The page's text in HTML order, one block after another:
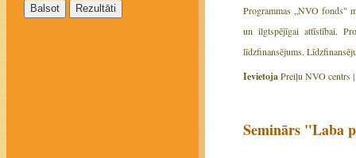
Programmas „NVO fonds"
un ilgtspējīgai attīstībai.
līdzfinansējums.
IevietojaPreiļu NVO centrs |
Seminārs "Laba